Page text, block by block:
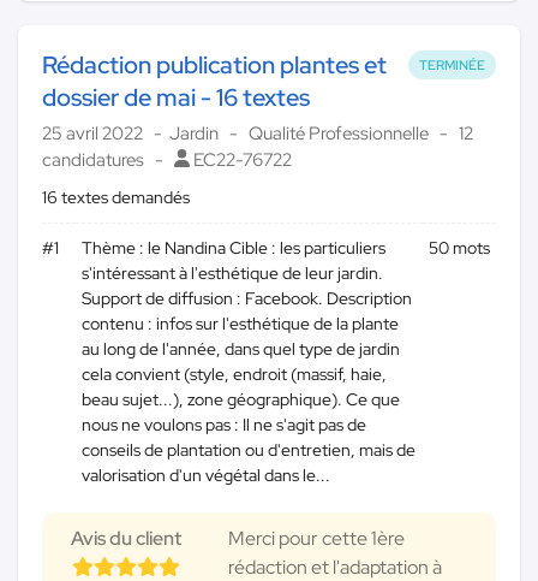
TERMINÉE
Rédaction publication plantes et
dossier de mai - 16 textes
25 avril 2022 Jardin Qualité Professionnelle
12
candidatures
EC22-76722
16 textes demandés
#1
Thème : le Nandina Cible : les particuliers
s'intéressant à l'esthétique de leur jardin.
Support de diffusion : Facebook. Description
contenu : infos sur l'esthétique de la plante
au long de l'année, dans quel type de jardin
cela convient (style, endroit (massif, haie,
beau sujet...), zone géographique). Ce que
nous ne voulons pas : Il ne s'agit pas de
conseils de plantation ou d'entretien, mais de
valorisation d'un végétal dans le...
50 mots
Avis du client
Merci pour cette 1ère
rédaction et l'adaptation à